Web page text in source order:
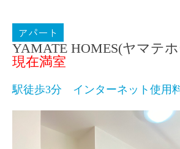
アパート
YAMATE HOMES(ヤマテ
現在満室
駅徒歩3分 インターネット使用